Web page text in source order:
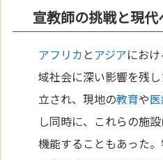
宣教師の挑戦と現
アフリカ とアジアにお
域社会に深い影響を残
立され、現地の教育や
し同時に、これらの施
機能することもあった